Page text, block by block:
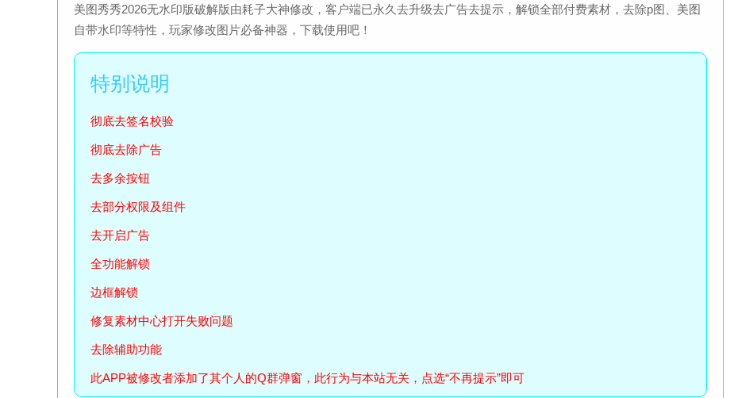
美图秀秀2026无水印版破解版由耗子大神修改，客户端已永久去升级去广告去提示，解锁全部付费素材，去除p图、美图
自带水印等特性，玩家修改图片必备神器，下载使用吧！
彻底去签名校验
彻底去除广告
去多余按钮
去部分权限及组件
去开启广告
全功能解锁
边框解锁
修复素材中心打开失败问题
去除辅助功能
此APP被修改者添加了其个人的Q群弹窗，此行为与本站无关，点选“不再提示”即可
大小：124.6M 查看详情